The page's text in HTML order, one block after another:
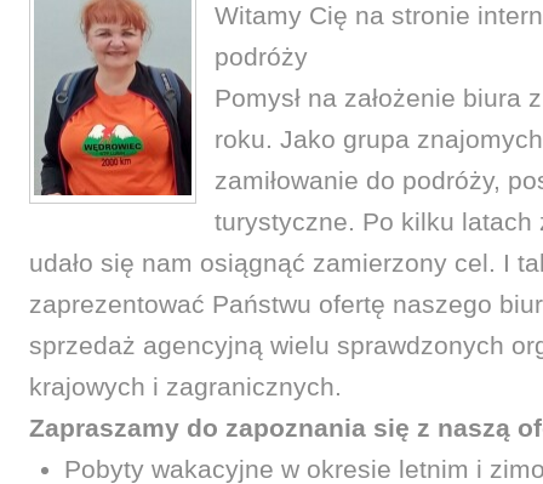
Witamy Cię na stronie
podróży
Pomysł na założenie biura
roku. Jako grupa
zamiłowanie do podróży,
turystyczne. Po kilku
udało się nam osiągnąć zamierzony cel. I
zaprezentować Państwu ofertę naszego
sprzedaż agencyjną wielu sprawdzonych
krajowych i zagranicznych.
Zapraszamy do zapoznania się z naszą
Pobyty wakacyjne w okresie letnim i